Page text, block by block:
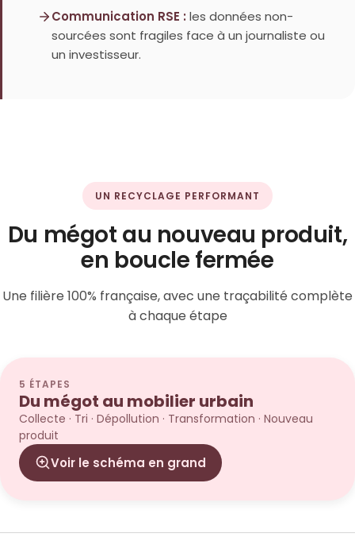
Communication RSE : les données non-
sourcées sont fragiles face à un journaliste ou
un investisseur.
UN RECYCLAGE PERFORMANT
Du mégot au nouveau produit,
en boucle fermée
Une filière 100% française, avec une traçabilité complète
à chaque étape
5 ÉTAPES
Du mégot au mobilier urbain
Collecte · Tri · Dépollution · Transformation · Nouveau
produit
Voir le schéma en grand